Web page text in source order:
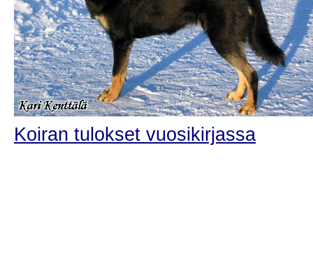
Koiran tulokset vuosikirjassa